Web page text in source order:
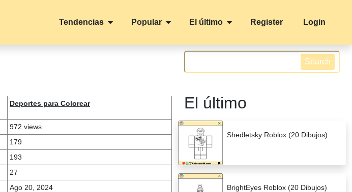
Tendencias Popular El último Register Login
Deportes para Colorear
972 views
179
193
27
Ago 20, 2024
Search
El último
Shedletsky Roblox (20 Dibujos)
BrightEyes Roblox (20 Dibujos)